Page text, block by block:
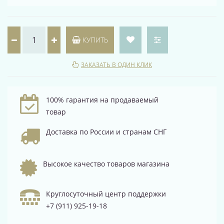
КУПИТЬ
ЗАКАЗАТЬ В ОДИН КЛИК
100% гарантия на продаваемый
товар
Доставка по России и странам СНГ
Высокое качество товаров магазина
Круглосуточный центр поддержки
+7 (911) 925-19-18